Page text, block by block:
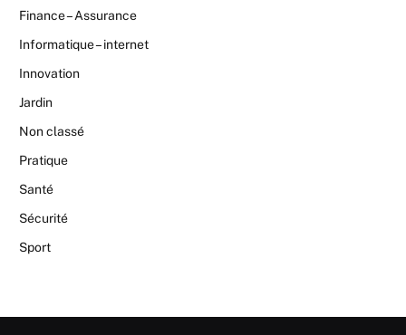
Finance – Assurance
Informatique – internet
Innovation
Jardin
Non classé
Pratique
Santé
Sécurité
Sport